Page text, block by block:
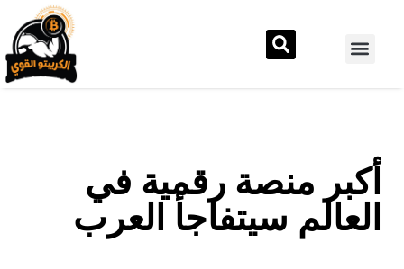
أكبر منصة رقمية في
العالم سيتفاجأ العرب